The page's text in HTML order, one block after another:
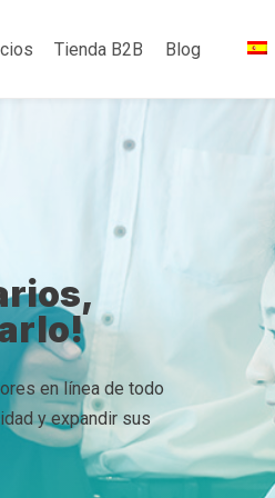
Tienda B2B Blog
en línea de todo
y expandir sus